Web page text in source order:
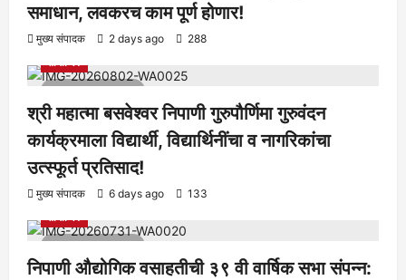
समाधान, लवकरच काम पूर्ण होणार!
मुख्य संपादक 2 days ago 288
1 minute read
आरोग्य क्रीडा ताज्या बातम्या निपाणी परिसर
श्री महात्मा बसवेश्वर निपाणी गुरुपौर्णिमा गुरुवंदन
कार्यक्रमाला विद्यार्थी, विद्यार्थिनींचा व नागरिकांचा
उत्स्फूर्त प्रतिसाद!
मुख्य संपादक 6 days ago 133
1 minute read
आरोग्य क्रीडा ताज्या बातम्या निपाणी परिसर
निपाणी औद्योगिक वसाहतीची ३९ वी वार्षिक सभा संपन्न: